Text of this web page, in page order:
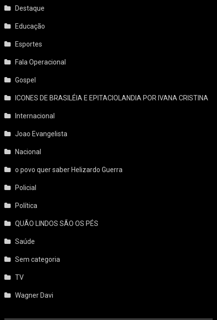
Destaque
Educação
Esportes
Fala Operacional
Gospel
ICONES DE BRASILÉIA E EPITACIOLANDIA POR IVANA CRISTINA
Internacional
Joao Evangelista
Nacional
o povo quer saber Helizardo Guerra
Policial
Política
QUÃO LINDOS SÃO OS PÉS
Saúde
Sem categoria
TV
Wagner Davi